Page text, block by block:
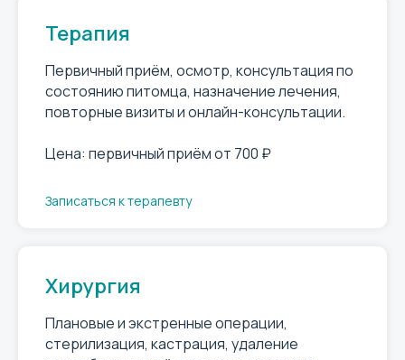
Терапия
Первичный приём, осмотр, консультация по
состоянию питомца, назначение лечения,
повторные визиты и онлайн-консультации.
Цена: первичный приём от 700 ₽
Записаться к терапевту
Хирургия
Плановые и экстренные операции,
стерилизация, кастрация, удаление